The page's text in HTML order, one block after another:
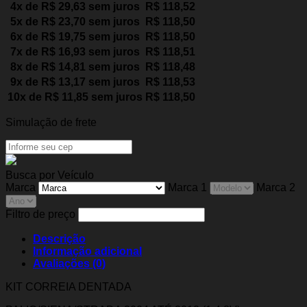
4x de R$ 29,63 sem juros R$ 118,52
5x de R$ 23,70 sem juros R$ 118,50
6x de R$ 19,75 sem juros R$ 118,50
7x de R$ 16,93 sem juros R$ 118,51
8x de R$ 14,81 sem juros R$ 118,48
9x de R$ 13,17 sem juros R$ 118,53
10x de R$ 11,85 sem juros R$ 118,50
Simulação de frete
Busca por Veículo
Marca
Marca 1 Marca 2
Filtro de preço
Descrição
Informação adicional
Avaliações (0)
KIT CORREIA DENTADA